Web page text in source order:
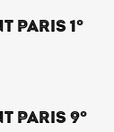
PARIS 1°
PARIS 9°